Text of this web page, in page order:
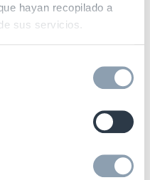
hayan recopilado a
sus servicios.